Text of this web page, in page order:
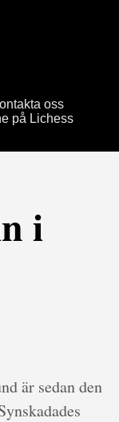
oss
på Lichess
i
är sedan den